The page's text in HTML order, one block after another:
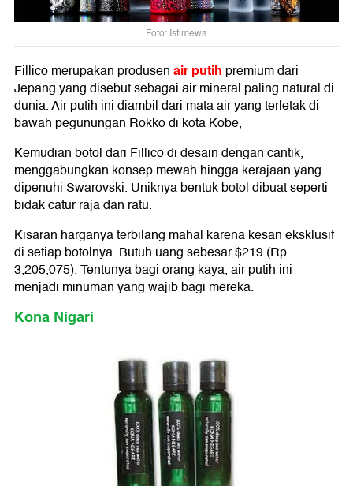
Foto: Istimewa
Fillico merupakan produsenair putih premium dari
Jepang yang disebut sebagai air mineral paling natural di
dunia. Air putih ini diambil dari mata air yang terletak di
bawah pegunungan Rokko di kota Kobe,
Kemudian botol dari Fillico di desain dengan cantik,
menggabungkan konsep mewah hingga kerajaan yang
dipenuhi Swarovski. Uniknya bentuk botol dibuat seperti
bidak catur raja dan ratu.
Kisaran harganya terbilang mahal karena kesan eksklusif
di setiap botolnya. Butuh uang sebesar $219 (Rp
3,205,075). Tentunya bagi orang kaya, air putih ini
menjadi minuman yang wajib bagi mereka.
Kona Nigari